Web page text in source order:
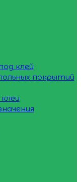
клей
покрытий